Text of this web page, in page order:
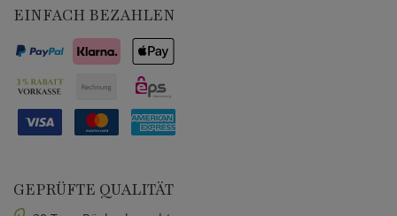
EINFACH BEZAHLEN
GEPRÜFTE QUALITÄT